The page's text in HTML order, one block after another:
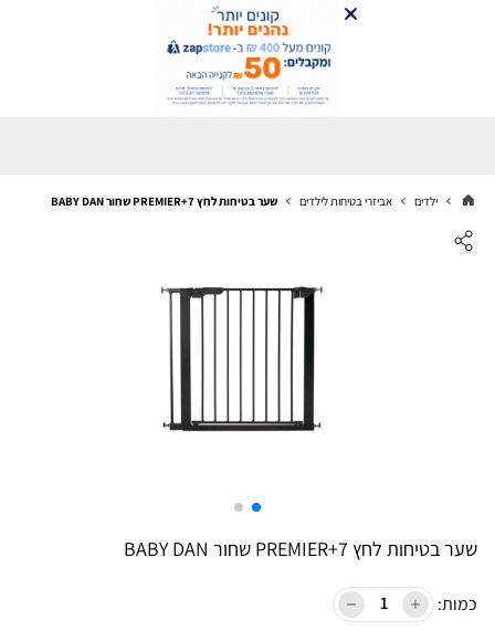
ילדים אביזרי בטיחות לילדים שער בטיחות לחץ PREMIER+7 שחור BABY DAN
שער בטיחות לחץ PREMIER+7 שחור BABY DAN
כמות: